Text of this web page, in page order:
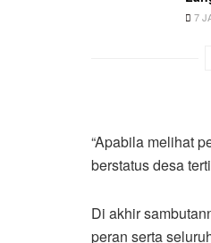
7
“Apabila melihat
berstatus desa
Di akhir
peran serta